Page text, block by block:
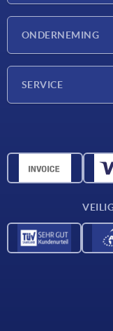
ONDERNEMING
SERVICE
CAD-gegevens